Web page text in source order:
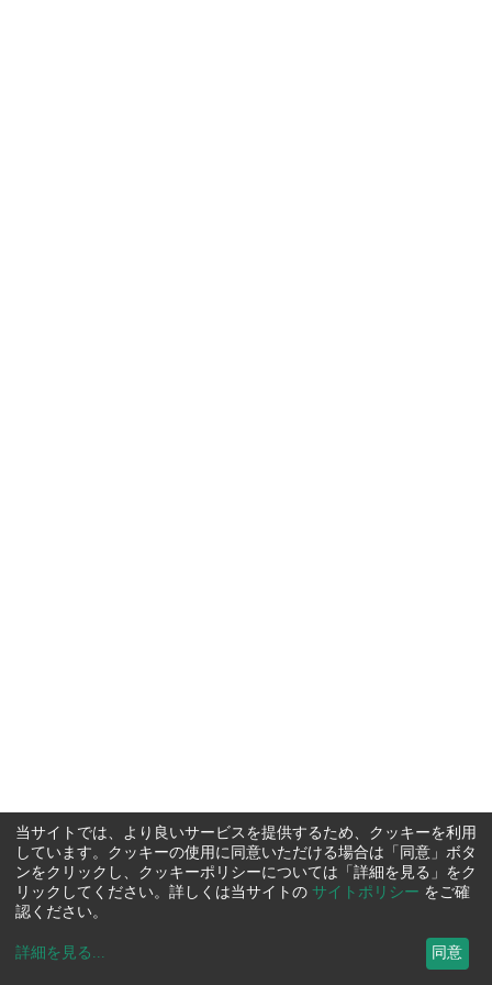
当サイトでは、より良いサービスを提供するため、クッキーを利用
しています。クッキーの使用に同意いただける場合は「同意」ボタ
ンをクリックし、クッキーポリシーについては「詳細を見る」をク
リックしてください。詳しくは当サイトの サイトポリシー をご確
認ください。
詳細を見る ... 同意